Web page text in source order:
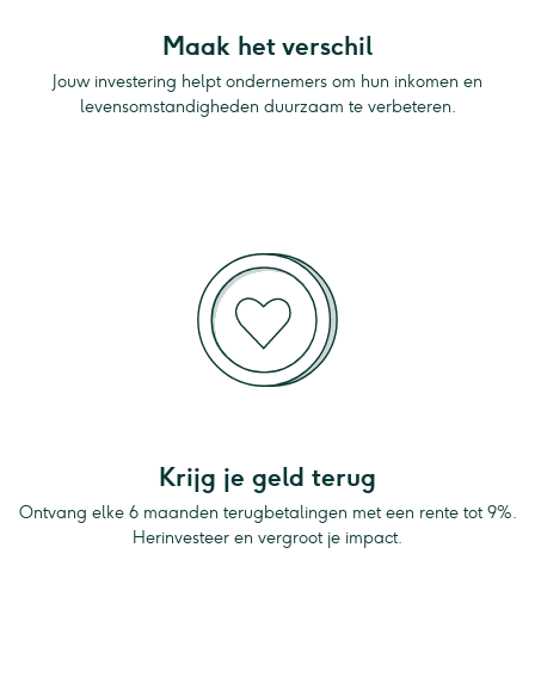
Maak het verschil
Jouw investering helpt ondernemers om hun inkomen en
levensomstandigheden duurzaam te verbeteren.
Krijg je geld terug
Ontvang elke 6 maanden terugbetalingen met een rente tot 9%.
Herinvesteer en vergroot je impact.